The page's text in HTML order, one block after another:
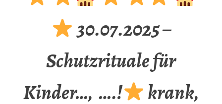
30.07.2025 –
Schutzrituale für
Kinder…, ….!
krank,